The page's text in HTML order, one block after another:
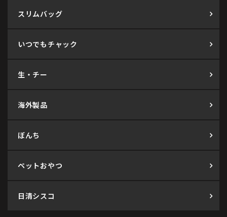
スリムバッグ
いつでもチャック
生・チー
海外製品
ぼんち
ペットおやつ
日清シスコ